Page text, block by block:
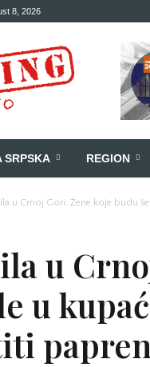
8, 2026
SRPSKA REGION
u Crnoj Gori: Žene koje budu
u
u